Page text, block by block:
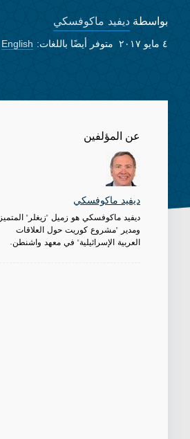
بواسطة ديفيد ماكوفسكي
٤ مايو ٢٠١٧ متوفر أيضًا باللغات: English
عن المؤلفين
ديفيد ماكوفسكي
ديفيد ماكوفسكي هو زميل "زيغلر" المتميز
ومدير "مشروع كوريت حول العلاقات
العربية الإسرائيلية" في معهد واشنطن.